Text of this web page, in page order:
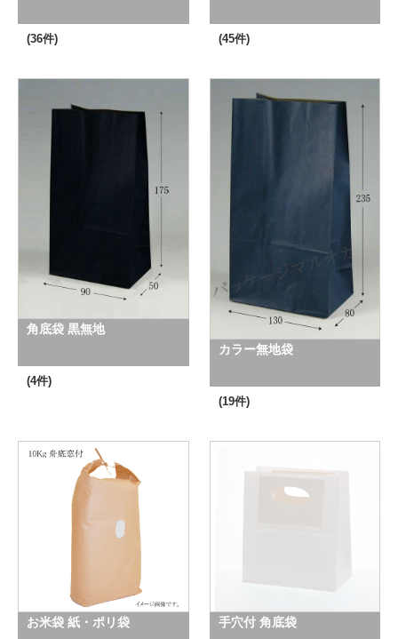
(36件) (45件)
角底袋 黒無地
(4件)
カラー無地袋
(19件)
お米袋 紙・ポリ袋 手穴付 角底袋